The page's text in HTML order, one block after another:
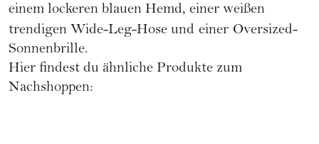
einem lockeren blauen Hemd, einer weißen
trendigen Wide-Leg-Hose und einer Oversized-
Sonnenbrille.
Hier findest du ähnliche Produkte zum
Nachshoppen: